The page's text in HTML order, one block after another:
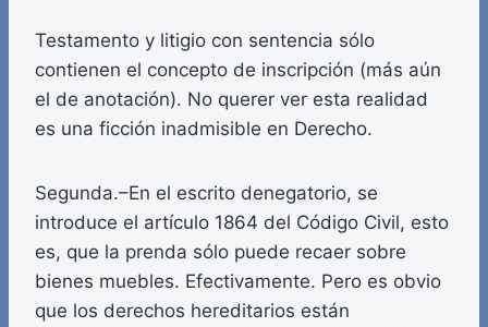
Testamento y litigio con sentencia sólo
contienen el concepto de inscripción (más aún
el de anotación). No querer ver esta realidad
es una ficción inadmisible en Derecho.
Segunda.–En el escrito denegatorio, se
introduce el artículo 1864 del Código Civil, esto
es, que la prenda sólo puede recaer sobre
bienes muebles. Efectivamente. Pero es obvio
que los derechos hereditarios están